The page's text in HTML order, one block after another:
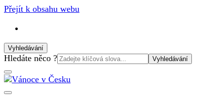
Přejít k obsahu webu
Vyhledávání
Vyhledat:
Hledáte něco ?